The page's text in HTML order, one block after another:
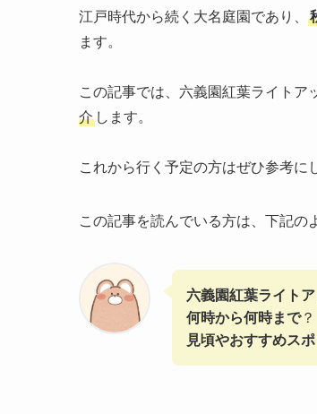
江戸時代から続く大名庭園であり、
ます。
この記事では、六義園紅葉ライトア
介 します。
これから行く予定の方はぜひ参考に
この記事を読んでいる方は、下記の
六義園紅葉ライト
何時から何時まで？
見頃やおすすめスポ